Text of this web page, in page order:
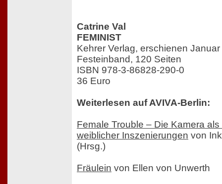
Catrine Val
FEMINIST
Kehrer Verlag, erschienen
Festeinband, 120 Seiten
ISBN 978-3-86828-290-0
36 Euro
Weiterlesen auf AVIVA-Berlin:
Female Trouble – Die Kamera
weiblicher Inszenierungen von
(Hrsg.)
Fräulein von Ellen von Unwerth